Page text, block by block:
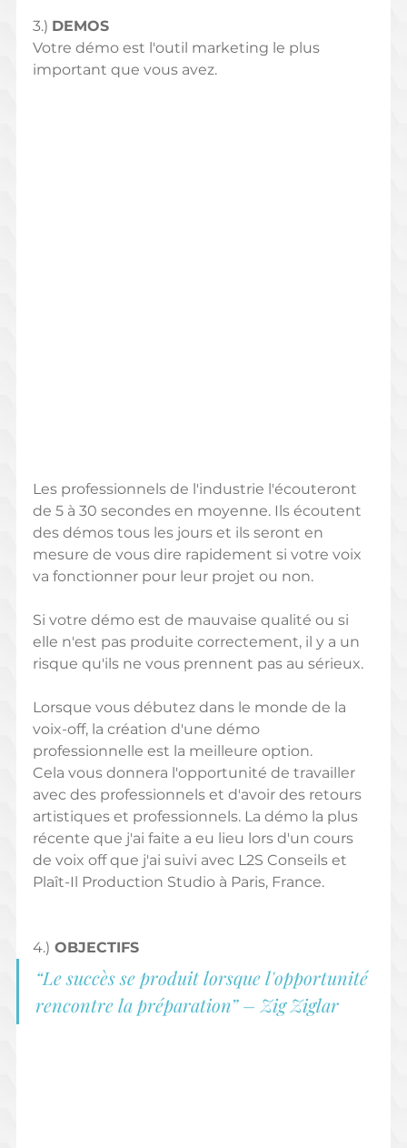
3.) DEMOS
Votre démo est l'outil marketing le plus
important que vous avez.
Les professionnels de l'industrie l'écouteront
de 5 à 30 secondes en moyenne. Ils écoutent
des démos tous les jours et ils seront en
mesure de vous dire rapidement si votre voix
va fonctionner pour leur projet ou non.
Si votre démo est de mauvaise qualité ou si
elle n'est pas produite correctement, il y a un
risque qu'ils ne vous prennent pas au sérieux.
Lorsque vous débutez dans le monde de la
voix-off, la création d'une démo
professionnelle est la meilleure option.
Cela vous donnera l'opportunité de travailler
avec des professionnels et d'avoir des retours
artistiques et professionnels. La démo la plus
récente que j'ai faite a eu lieu lors d'un cours
de voix off que j'ai suivi avec L2S Conseils et
Plaît-Il Production Studio à Paris, France.
4.) OBJECTIFS
“Le succès se produit lorsque l'opportunité
rencontre la préparation” – Zig Ziglar